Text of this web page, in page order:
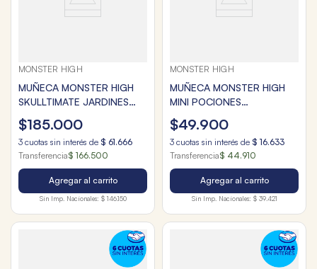
MONSTER HIGH
MUÑECA MONSTER HIGH
SKULLTIMATE JARDINES
MISTERIOSOS
$185.000
3 cuotas sin interés de $ 61.666
Transferencia$ 166.500
Agregar al carrito
Sin Imp. Nacionales: $ 146.150
MONSTER HIGH
MUÑECA MONSTER HIGH
MINI POCIONES
MONSTRUOSAS
$49.900
3 cuotas sin interés de $ 16.633
Transferencia$ 44.910
Agregar al carrito
Sin Imp. Nacionales: $ 39.421